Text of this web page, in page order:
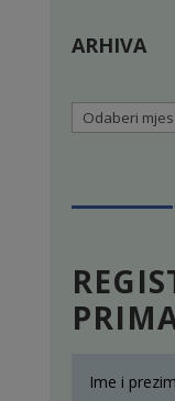
ARHIVA
Arhiva